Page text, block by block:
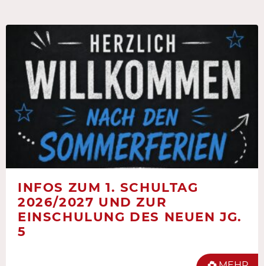
INFOS ZUM 1. SCHULTAG
2026/2027 UND ZUR
EINSCHULUNG DES NEUEN JG.
5